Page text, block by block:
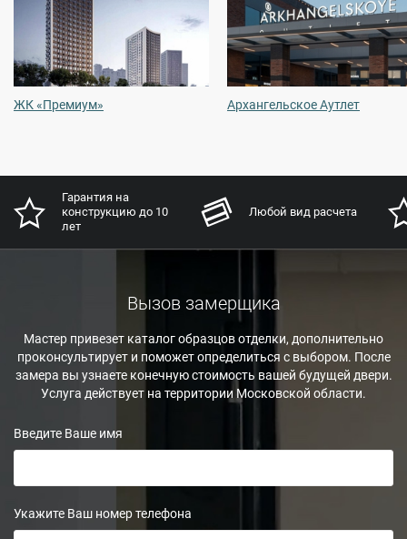
ЖК «Премиум» Архангельское Аутлет
Гарантия на
конструкцию до 10
лет
Любой вид расчета
Вызов замерщика
Мастер привезет каталог образцов отделки, дополнительно
проконсультирует и поможет определиться с выбором. После
замера вы узнаете конечную стоимость вашей будущей двери.
Услуга действует на территории Московской области.
Введите Ваше имя
Укажите Ваш номер телефона